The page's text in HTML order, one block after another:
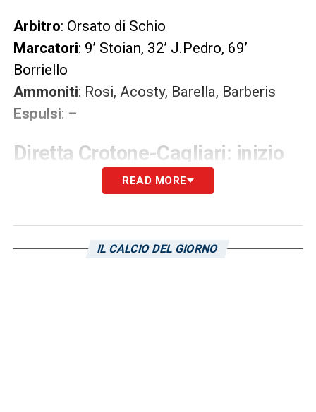
Arbitro: Orsato di Schio
Marcatori: 9’ Stoian, 32’ J.Pedro, 69’
Borriello
Ammoniti: Rosi, Acosty, Barella, Barberis
Espulsi: –
Diretta Crotone-Cagliari: inizio
sconfitta consecutiva. Rossoblù sardi
READ MORE
IL CALCIO DEL GIORNO